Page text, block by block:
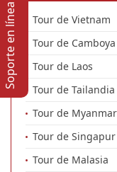
Tour de Vietnam
Tour de Camboya
Tour de Laos
Tour de Tailandia
Tour de Myanmar
Tour de Singapur
Tour de Malasia
Soporte en lí­nea